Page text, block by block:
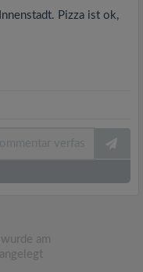
Pizza ist ok,
am
angelegt